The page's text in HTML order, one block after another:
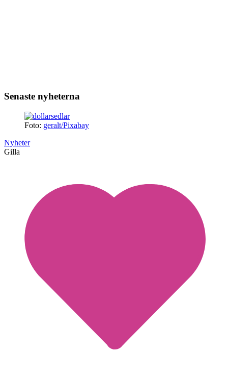
Senaste nyheterna
Foto: geralt/Pixabay
Nyheter
Gilla